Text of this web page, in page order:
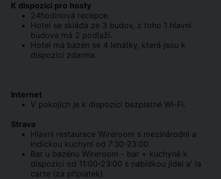
K dispozici pro hosty
24hodinová recepce.
Hotel se skládá ze 3 budov, z toho 1 hlavní
budova má 2 podlaží.
Hotel má bazén se 4 lehátky, která jsou k
dispozici zdarma.
Internet
V pokojích je k dispozici bezplatné Wi-Fi.
Strava
Hlavní restaurace Wireroom s mezinárodní a
indickou kuchyní od 7:30-23:00.
Bar u bazénu Wireroom - bar + kuchyně k
dispozici od 11:00-23:00 s nabídkou jídel a' la
carte (za příplatek).